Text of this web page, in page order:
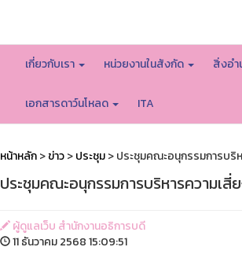
เกี่ยวกับเรา หน่วยงานในสังกัด สิ่งอำ
เอกสารดาว์นโหลด ITA
หน้าหลัก>ข่าว>ประชุม> ประชุมคณะอนุกรรมการบริ
ประชุมคณะอนุกรรมการบริหารความเ
ผู้ดูแลเว็บ สำนักงานอธิการบดี
11 ธันวาคม 2568 15:09:51